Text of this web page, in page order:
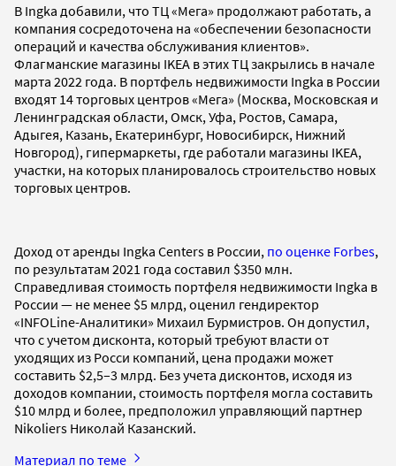
В Ingka добавили, что ТЦ «Мега» продолжают работать, а
компания сосредоточена на «обеспечении безопасности
операций и качества обслуживания клиентов».
Флагманские магазины IKEA в этих ТЦ закрылись в начале
марта 2022 года. В портфель недвижимости Ingka в России
входят 14 торговых центров «Мега» (Москва, Московская и
Ленинградская области, Омск, Уфа, Ростов, Самара,
Адыгея, Казань, Екатеринбург, Новосибирск, Нижний
Новгород), гипермаркеты, где работали магазины IKEA,
участки, на которых планировалось строительство новых
торговых центров.
Доход от аренды Ingka Centers в России, по оценке Forbes,
по результатам 2021 года составил $350 млн.
Справедливая стоимость портфеля недвижимости Ingka в
России — не менее $5 млрд, оценил гендиректор
«INFOLine-Аналитики» Михаил Бурмистров. Он допустил,
что с учетом дисконта, который требуют власти от
уходящих из Росси компаний, цена продажи может
составить $2,5–3 млрд. Без учета дисконтов, исходя из
доходов компании, стоимость портфеля могла составить
$10 млрд и более, предположил управляющий партнер
Nikoliers Николай Казанский.
Материал по теме